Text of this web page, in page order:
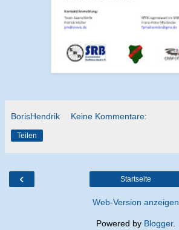
BorisHendrik Keine Kommentare:
Teilen
‹ Startseite
Web-Version anzeigen
Powered by Blogger.